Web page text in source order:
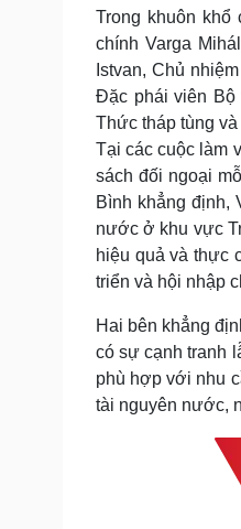
Trong khuôn
chính Varga
Istvan, Chủ
Đặc phái viên Bộ
Thức tháp tùng
Tại các cuộc làm
sách đối ngoại
Bình khẳng định,
nước ở khu vực
hiệu quả và thực
triển và hội nhập
Hai bên khẳng
có sự cạnh tranh
phù hợp với nhu
tài nguyên nước,